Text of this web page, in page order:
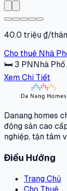
40.0 triệu ₫/
Cho thuê Nhà
🛏 3 PNNhà Phố
Xem Chi Tiết
Danang.homes
động sản cao
nghiệp, tận tâm
Điều Hướng
Trang Chủ